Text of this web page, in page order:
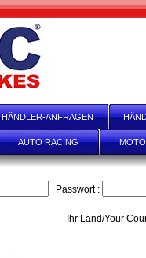
HÄNDLER-ANFRAGEN
AUTO RACING
Passwort :
Ihr Land/Your